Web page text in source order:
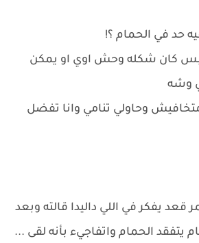
حد في الحمام ؟!
بس كان شكله وحش اوي او يمكن
وشه
وحاولي تنامي وانا تفضل
قعد يفكر في اللي داليدا قالته وبعد
يتفقد الحمام واتفاجيء بأنه لقى ...